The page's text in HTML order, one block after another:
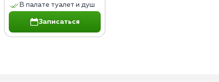
В палате туалет и душ
Записаться